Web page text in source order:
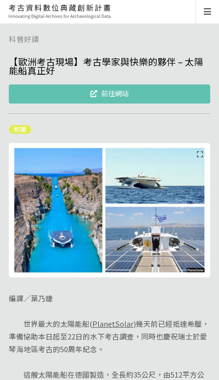
科普好讀
【歐洲考古現場】考古學家與快樂的夥伴 – 太陽
能船真正好
前往網站
新聞
編譯／葉乃婕
世界最大的太陽能船(PlanetSolar)幾天前已經抵達希臘，
準備協助本日起至22日的水下考古調查，同時也慶祝瑞士於愛
琴海地區考古的50周年紀念。
這艘太陽能船在德國製造，全長約35公尺，由512平方公